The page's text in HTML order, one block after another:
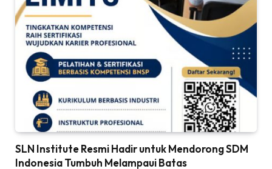
SLN Institute Resmi Hadir untuk Mendorong SDM
Indonesia Tumbuh Melampaui Batas